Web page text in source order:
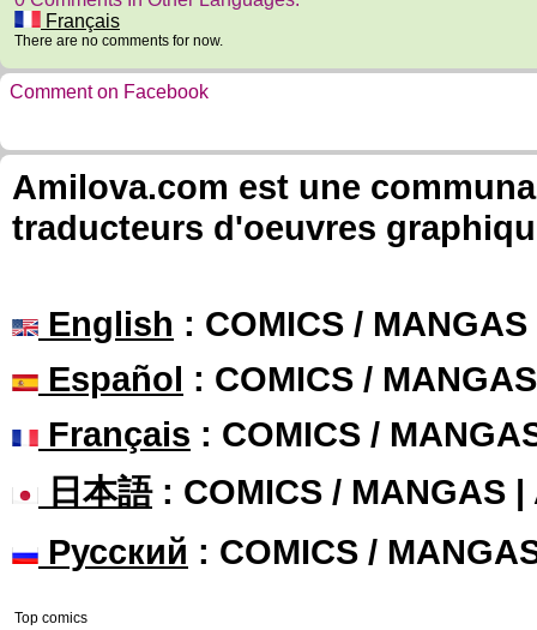
Français
There are no comments for now.
Comment on Facebook
Amilova.com est une
traducteurs d'oeuvres
English : COMICS /
Español : COMICS /
Français : COMICS /
日本語: COMICS / MANGAS |
Русский : COMICS /
Top comics